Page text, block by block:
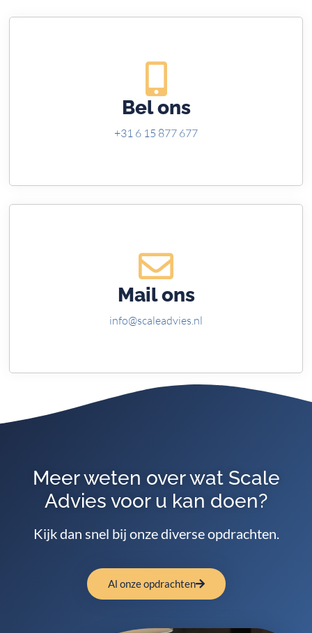
Bel ons
+31 6 15 877 677
Mail ons
info@scaleadvies.nl
Meer weten over wat Scale
Advies voor u kan doen?
Kijk dan snel bij onze diverse opdrachten.
Al onze opdrachten